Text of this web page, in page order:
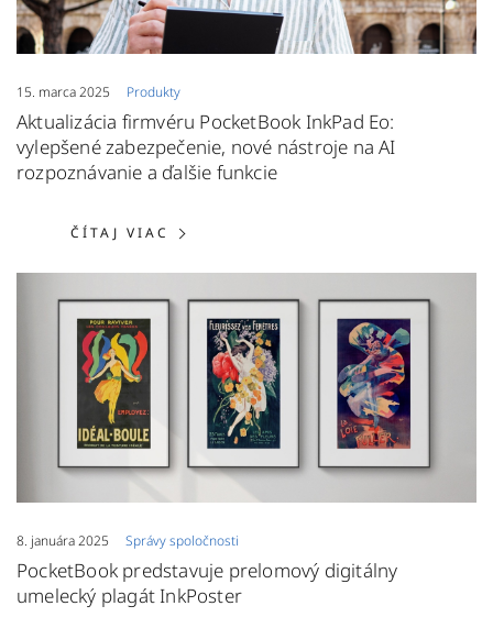
15. marca 2025 Produkty
Aktualizácia firmvéru PocketBook InkPad Eo:
vylepšené zabezpečenie, nové nástroje na AI
rozpoznávanie a ďalšie funkcie
ČÍTAJ VIAC ČÍTAJ VIAC: AKTUALIZÁCIA
8. januára 2025 Správy spoločnosti
PocketBook predstavuje prelomový digitálny
umelecký plagát InkPoster